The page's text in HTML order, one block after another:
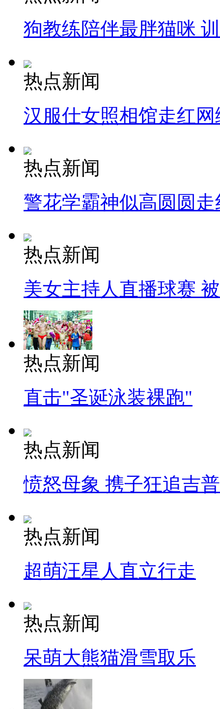
狗教练陪伴最胖猫咪
热点新闻
汉服仕女照相馆走红网
热点新闻
警花学霸神似高圆圆走
热点新闻
美女主持人直播球赛
热点新闻
直击"圣诞泳装裸跑"
热点新闻
愤怒母象 携子狂追吉
热点新闻
超萌汪星人直立行走
热点新闻
呆萌大熊猫滑雪取乐